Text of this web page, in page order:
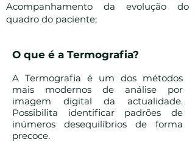
Acompanhamento da evolução do
quadro do paciente;
O que é a Termografia?
A Termografia é um dos métodos
mais modernos de análise por
imagem digital da actualidade.
Possibilita identificar padrões de
inúmeros desequilíbrios de forma
precoce.